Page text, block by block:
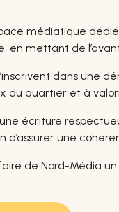
médiatique
en mettant de
dans une
du quartier et à
écriture
d’assurer une
de Nord-Média